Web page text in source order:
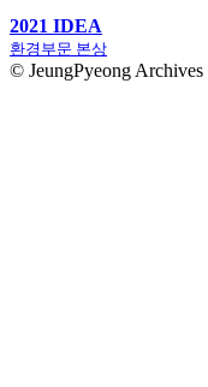
2021 IDEA
환경부문 본상
© JeungPyeong Archives